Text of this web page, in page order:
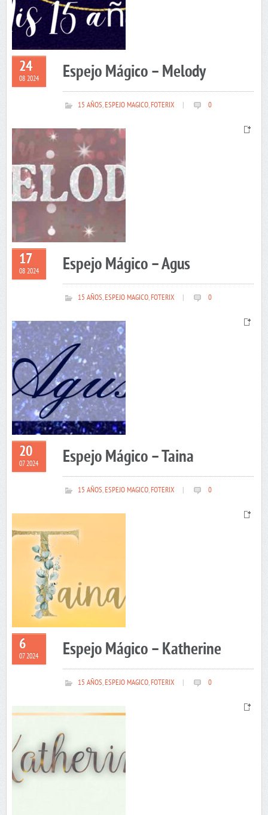
24
08 2024 Espejo Mágico – Melody
15 AÑOS,ESPEJO MAGICO,FOTERIX 0
17
08 2024 Espejo Mágico – Agus
15 AÑOS,ESPEJO MAGICO,FOTERIX 0
20
07 2024 Espejo Mágico – Taina
15 AÑOS,ESPEJO MAGICO,FOTERIX 0
6
07 2024 Espejo Mágico – Katherine
15 AÑOS,ESPEJO MAGICO,FOTERIX 0